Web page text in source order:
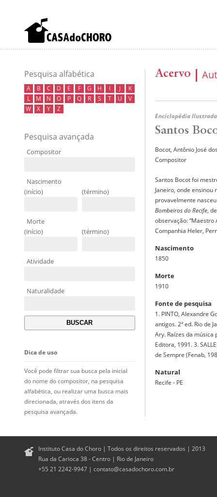
Pesquisa alfabética
A B C D E F G H I J
K
L
M N O P Q R S T U
V
W
X Y Z
Pesquisa avançada
Compositor
Nascimento
(início)
(término)
Morte
(início)
(término)
Atividade
Naturalidade
Dica de uso
Você pode filtrar sua busca pela inicial
do nome do compositor, na pesquisa
alfabética, ou realizar uma busca mais
direcionada, através dos itens da
pesquisa avançada.
Acervo
Enciclopédia Ilustrada
Santos
Bocot, Antônio José
Compositor
Santos Bocot foi
Janeiro, onde
provavelmente
Bombeiros do Recife,
observação: “Maestro
Companhia Heler,
Nascimento
1850
Morte
1910
Fonte de pesquisa
1. PINTO, Alexandre
antigos. 2ª ed. Rio de
Ary. Raízes da música
Editora, 1991. 3.
de Sempre (Fenab,
Natural
Recife - PE
Instituto Casa do Choro | Todos os direitos reservados | 2013
Rua da Carioca 38 - Centro | Rio de Janeiro
+55 21 2242-9947 | contato@casadochoro.com.br